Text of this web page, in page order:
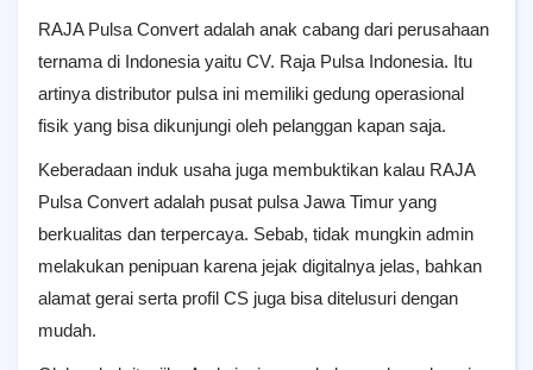
RAJA Pulsa Convert adalah anak cabang dari perusahaan
ternama di Indonesia yaitu CV. Raja Pulsa Indonesia. Itu
artinya distributor pulsa ini memiliki gedung operasional
fisik yang bisa dikunjungi oleh pelanggan kapan saja.
Keberadaan induk usaha juga membuktikan kalau RAJA
Pulsa Convert adalah pusat pulsa Jawa Timur yang
berkualitas dan terpercaya. Sebab, tidak mungkin admin
melakukan penipuan karena jejak digitalnya jelas, bahkan
alamat gerai serta profil CS juga bisa ditelusuri dengan
mudah.